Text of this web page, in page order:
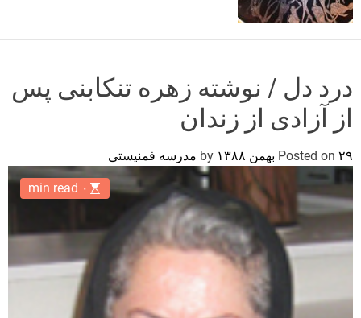
e
درد دل / نوشته زهره تنکابنی پس
از آزادی از زندان
Posted on ۲۹ بهمن ۱۳۸۸ مدرسه فمنیستی
۰ min read